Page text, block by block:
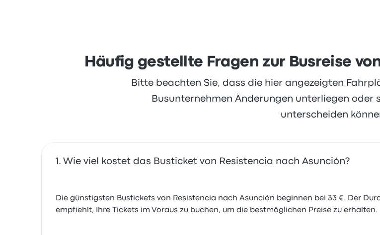
Häufig gestellte Fragen zur Busreise
Bitte beachten Sie, dass die hier angezeigten
Busunternehmen Änderungen unterliegen oder
unterscheiden
Wie viel kostet das Busticket von Resistencia nach Asunción?
Die günstigsten Bustickets von Resistencia nach Asunción beginnen bei 33 €. Der
empfiehlt, Ihre Tickets im Voraus zu buchen, um die bestmöglichen Preise zu erhalten.